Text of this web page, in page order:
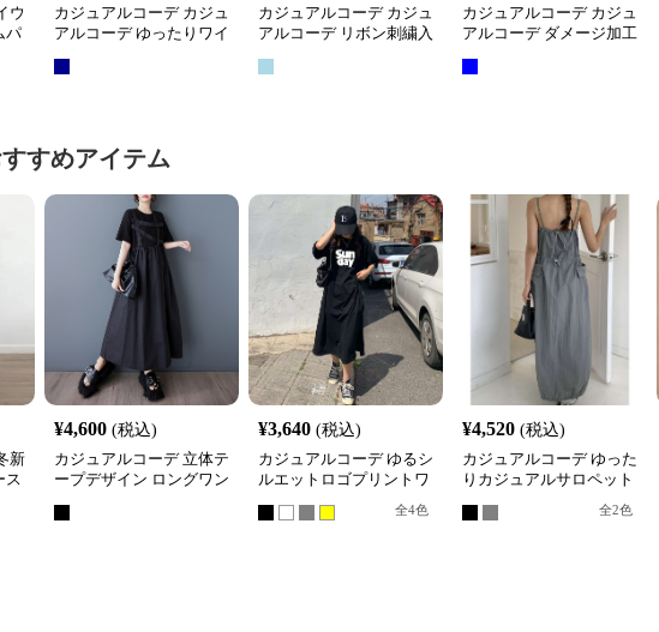
ウ
パ
カジュアルコーデ カジュ
アルコーデ ゆったりワイ
カジュアルコーデ カジュ
アルコーデ リボン刺繍入
カジュアルコーデ カジュ
アルコーデ ダメージ加工
すめアイテム
新
ス
¥4,600 (税込)
カジュアルコーデ 立体テ
ープデザイン ロングワン
¥3,640 (税込)
カジュアルコーデ ゆるシ
ルエットロゴプリントワ
全4色
¥4,520 (税込)
カジュアルコーデ ゆった
りカジュアルサロペット
全2色